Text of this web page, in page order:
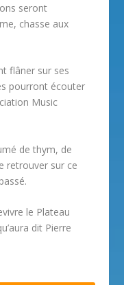
seront
chasse aux
flâner sur ses
pourront écouter
Music
de thym, de
retrouver sur ce
le Plateau
dit Pierre